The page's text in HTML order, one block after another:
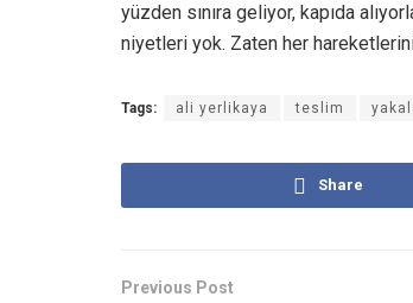
yüzden sınıra geliyor, kapıda
niyetleri yok. Zaten her
Tags: ali yerlikaya teslim
Share
Previous Post